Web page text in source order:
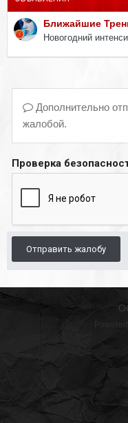
Ближайшие
Новогодний
Дополнительно
жалобой.
Проверка
Отправить жалобу